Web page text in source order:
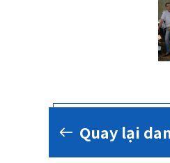
Quay lại